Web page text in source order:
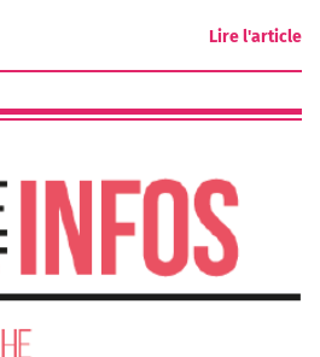
Lire l'article